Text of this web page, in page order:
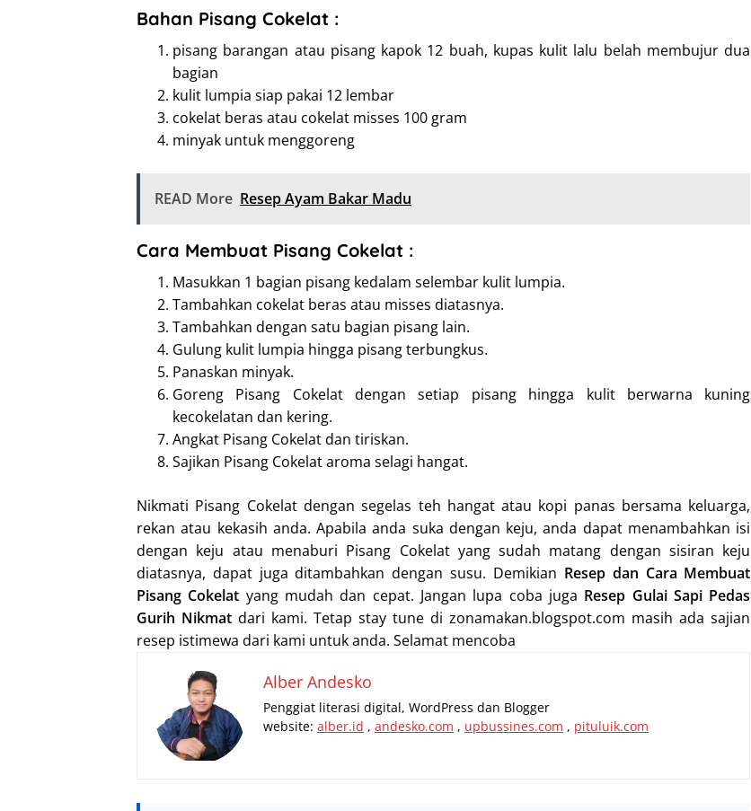
Bahan Pisang Cokelat :
pisang barangan atau pisang kapok 12 buah, kupas kulit lalu belah membujur dua
bagian
kulit lumpia siap pakai 12 lembar
cokelat beras atau cokelat misses 100 gram
minyak untuk menggoreng
READ More Resep Ayam Bakar Madu
Cara Membuat Pisang Cokelat :
Masukkan 1 bagian pisang kedalam selembar kulit lumpia.
Tambahkan cokelat beras atau misses diatasnya.
Tambahkan dengan satu bagian pisang lain.
Gulung kulit lumpia hingga pisang terbungkus.
Panaskan minyak.
Goreng Pisang Cokelat dengan setiap pisang hingga kulit berwarna kuning
kecokelatan dan kering.
Angkat Pisang Cokelat dan tiriskan.
Sajikan Pisang Cokelat aroma selagi hangat.
Nikmati Pisang Cokelat dengan segelas teh hangat atau kopi panas bersama keluarga,
rekan atau kekasih anda. Apabila anda suka dengan keju, anda dapat menambahkan isi
dengan keju atau menaburi Pisang Cokelat yang sudah matang dengan sisiran keju
diatasnya, dapat juga ditambahkan dengan susu. Demikian Resep dan Cara Membuat
Pisang Cokelat yang mudah dan cepat. Jangan lupa coba juga Resep Gulai Sapi Pedas
Gurih Nikmat dari kami. Tetap stay tune di zonamakan.blogspot.com masih ada sajian
resep istimewa dari kami untuk anda. Selamat mencoba
Alber Andesko
Penggiat literasi digital, WordPress dan Blogger
website: alber.id , andesko.com , upbussines.com , pituluik.com